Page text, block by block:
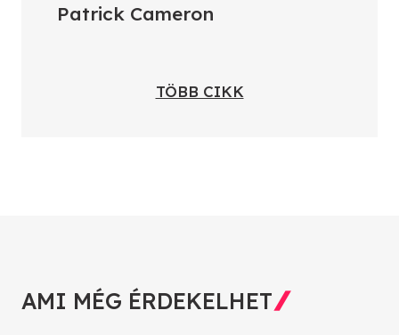
Patrick Cameron
TÖBB CIKK
AMI MÉG ÉRDEKELHET